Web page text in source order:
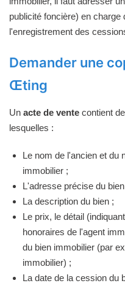
publicité foncière) en
l'enregistrement des
Demander une
Œting
Un acte de vente contient
lesquelles :
Le nom de l'ancien et du
immobilier ;
L'adresse précise du
La description du bien ;
Le prix, le détail
honoraires de l'agent
du bien immobilier (par
immobilier) ;
La date de la cession du